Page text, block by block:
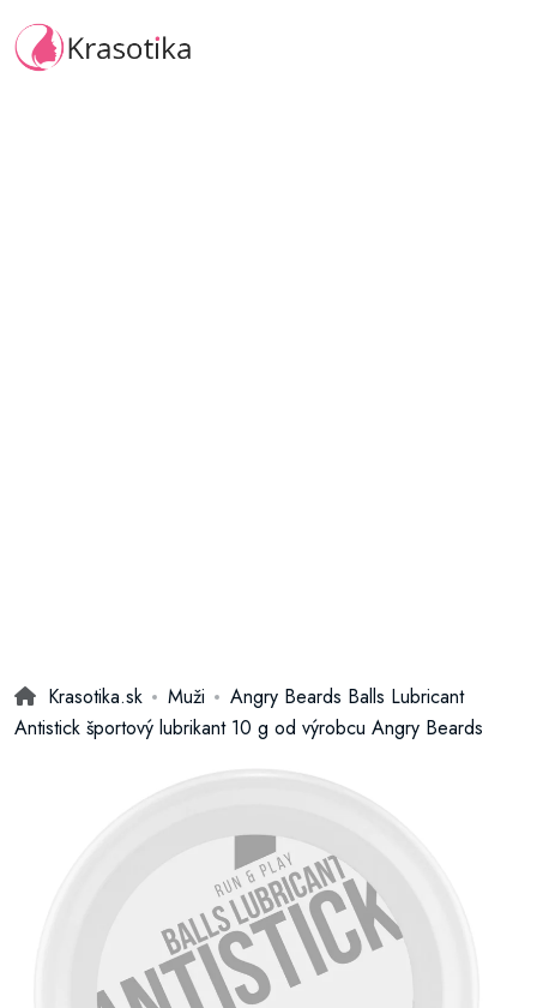
Krasotika.sk Muži
Angry Beards Balls Lubricant
Antistick športový lubrikant 10 g od výrobcu Angry Beards